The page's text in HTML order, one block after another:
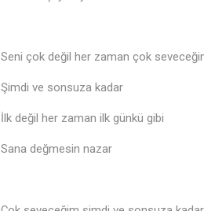
Seni çok değil her zaman çok
Şimdi ve sonsuza kadar
İlk değil her zaman ilk günkü gibi
Sana değmesin nazar